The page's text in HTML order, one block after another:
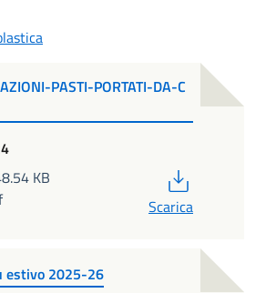
PASTI-PORTATI-DA-C
KB
Scarica
estivo 2025-26